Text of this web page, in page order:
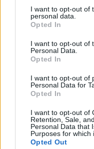
I want to opt-out of
personal data.
Opted In
I want to opt-out of
Personal Data.
Opted In
I want to opt-out of
Personal Data for
Opted In
I want to opt-out of
Retention, Sale,
Personal Data that
Purposes for which
Opted Out
Χανιά: Τραγούδια που
20:49
τα έργα σε όλο το
Νορβηγία:
ερωτηματικά
20:29